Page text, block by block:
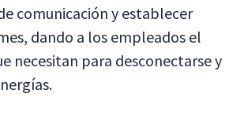
comunicación y establecer
dando a los empleados el
necesitan para desconectarse y